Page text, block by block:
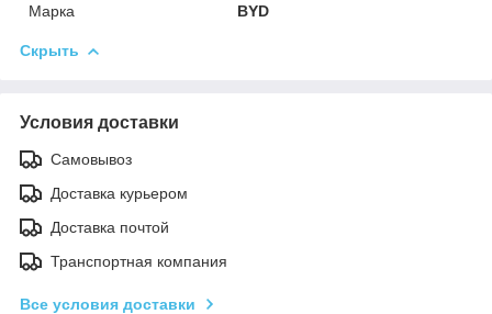
Марка
BYD
Скрыть
Условия доставки
Самовывоз
Доставка курьером
Доставка почтой
Транспортная компания
Все условия доставки